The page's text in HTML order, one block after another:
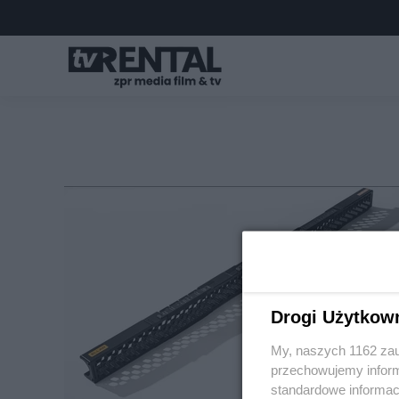
Drogi
My, naszych 1162
przechowujemy
standardowe